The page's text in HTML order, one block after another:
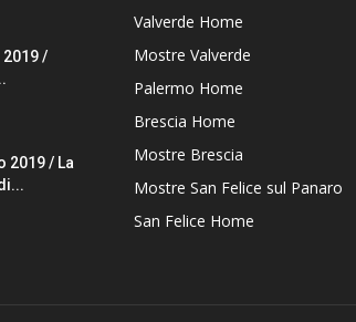
/
2019 / La
Valverde Home
Mostre Valverde
Palermo Home
Brescia Home
Mostre Brescia
Mostre San Felice sul Panaro
San Felice Home